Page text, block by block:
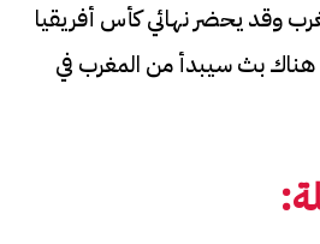
وقد يحضر نهائي كأس أفريقيا
هناك بث سيبدأ من المغرب في